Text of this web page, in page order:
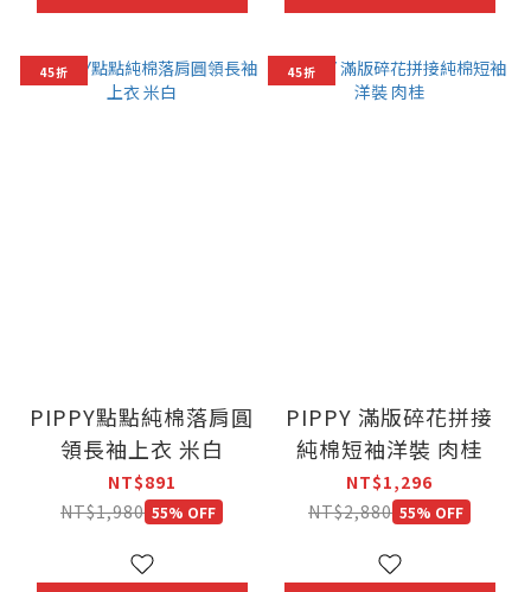
45折
PIPPY點點純棉落肩圓
領長袖上衣 米白
NT$891
NT$1,980 55% OFF
45折
PIPPY 滿版碎花拼接
純棉短袖洋裝 肉桂
NT$1,296
NT$2,880 55% OFF